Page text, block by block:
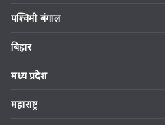
पश्चिमी बंगाल
बिहार
मध्य प्रदेश
महाराष्ट्र